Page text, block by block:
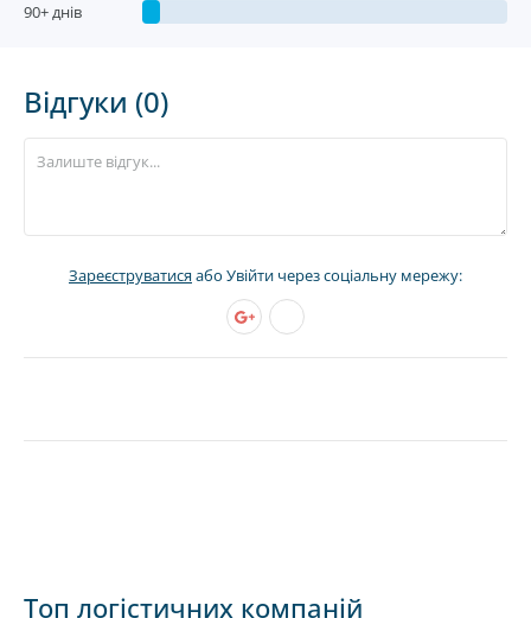
90+ днів
Відгуки (0)
Зареєструватисяабо Увійти через соціальну мережу:
Топ логістичних компаній